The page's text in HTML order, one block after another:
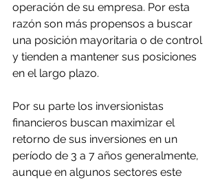
operación de su empresa. Por esta
razón son más propensos a buscar
una posición mayoritaria o de control
y tienden a mantener sus posiciones
en el largo plazo.
Por su parte los inversionistas
financieros buscan maximizar el
retorno de sus inversiones en un
período de 3 a 7 años generalmente,
aunque en algunos sectores este